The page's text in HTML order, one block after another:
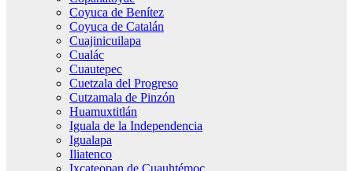
Coyuca de Benítez
Coyuca de Catalán
Cuajinicuilapa
Cualác
Cuautepec
Cuetzala del Progreso
Cutzamala de Pinzón
Huamuxtitlán
Iguala de la Independencia
Igualapa
Iliatenco
Ixcateopan de Cuauhtémoc